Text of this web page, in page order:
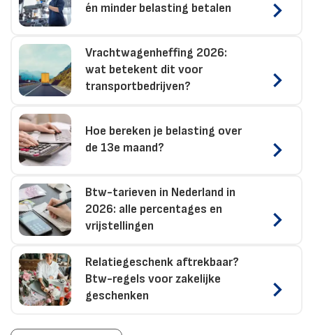
én minder belasting betalen
Vrachtwagenheffing 2026:
wat betekent dit voor
transportbedrijven?
Hoe bereken je belasting over
de 13e maand?
Btw-tarieven in Nederland in
2026: alle percentages en
vrijstellingen
Relatiegeschenk aftrekbaar?
Btw-regels voor zakelijke
geschenken